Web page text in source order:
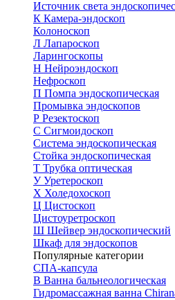
Источник света
К Камера-эндоскоп
Колоноскоп
Л Лапароскоп
Ларингоскопы
Н Нейроэндоскоп
Нефроскоп
П Помпа эндоскопическая
Промывка эндоскопов
Р Резектоскоп
С Сигмоидоскоп
Система эндоскопическая
Стойка эндоскопическая
Т Трубка оптическая
УУретероскоп
Х Холедохоскоп
Ц Цистоскоп
Цистоуретроскоп
Ш Шейвер эндоскопический
Шкаф для эндоскопов
Популярные категории
СПА-капсула
В Ванна бальнеологическая
Гидромассажная ванна